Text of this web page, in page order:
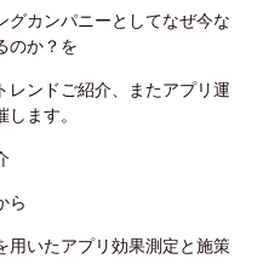
パニーとしてなぜ今な
のか？を
ご紹介、またアプリ運
ます。
アプリ効果測定と施策